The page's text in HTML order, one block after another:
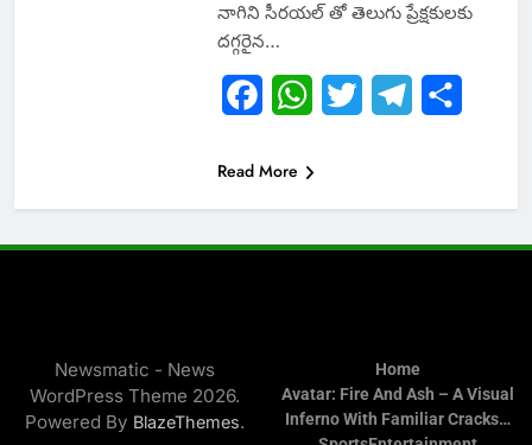
నాగిని సీరయల్ తో తెలుగు ప్రేక్షకులకు
దగ్గరైన…
FacebookWhatsApp
Twitter Telegram
Read More
Newsmatic - News
WordPress Theme 2026.
Powered By BlazeThemes.
Home
Avatar: Fire And Ash – A Visual
Inferno With Familiar Cracks…